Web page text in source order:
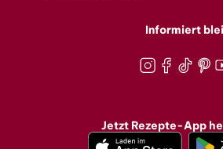
Informiert
Jetzt Rezepte-App